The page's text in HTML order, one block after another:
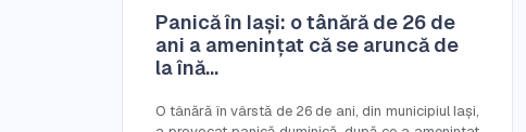
Panică în Iași: o tânără de 26 de
ani a amenințat că se aruncă de
la înă...
O tânără în vârstă de 26 de ani, din municipiul Iași,